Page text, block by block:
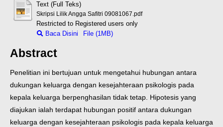
Text (Full Teks)
Skripsi Lilik Angga Safitri 09081067.pdf
Restricted to Registered users only
Baca Disini
File (1MB)
Abstract
Penelitian ini bertujuan untuk mengetahui hubungan antara
dukungan keluarga dengan kesejahteraan psikologis pada
kepala keluarga berpenghasilan tidak tetap. Hipotesis yang
diajukan ialah terdapat hubungan positif antara dukungan
keluarga dengan kesejahteraan psikologis pada kepala keluarga